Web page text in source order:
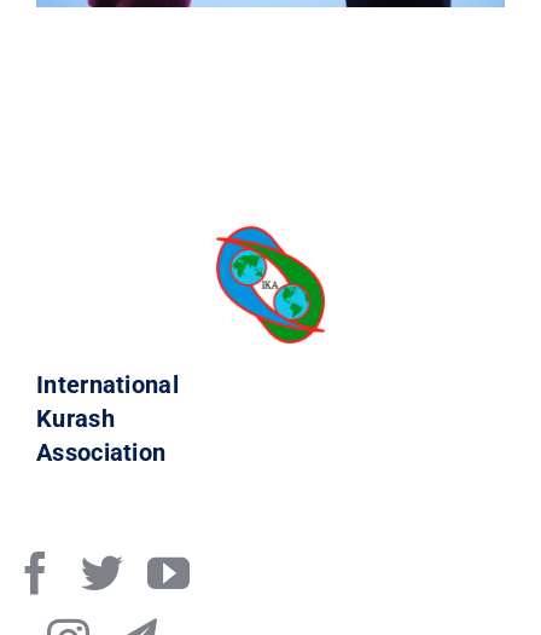
International
Kurash
Association